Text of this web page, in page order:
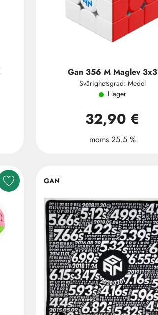
Gan 356 M Maglev 3x3
Svårighetsgrad: Medel
I lager
32,90 €
moms 25.5 %
GAN